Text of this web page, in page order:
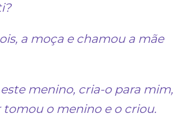
a moça e chamou a mãe
menino, cria-o para mim,
tomou o menino e o criou.